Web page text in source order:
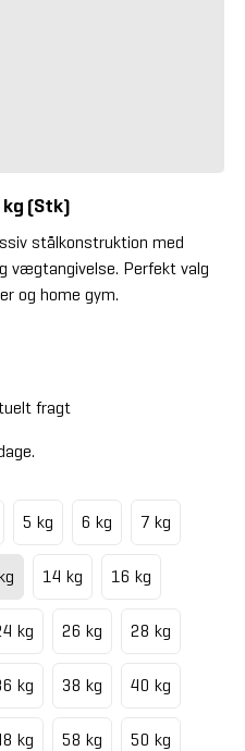
(Stk)
stålkonstruktion med
vægtangivelse. Perfekt valg
og home gym.
fragt
5 kg 6 kg 7 kg
14 kg 16 kg
kg 26 kg 28 kg
kg 38 kg 40 kg
kg 58 kg 50 kg